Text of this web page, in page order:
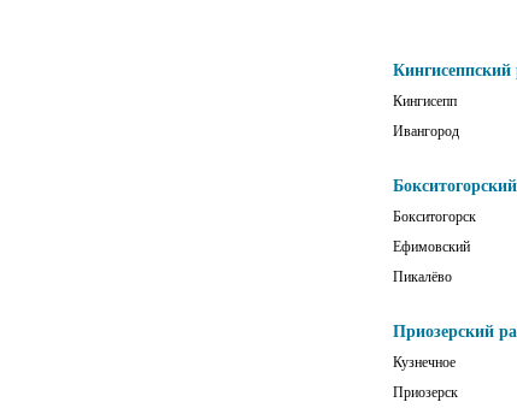
Кингисеппский
Кингисепп
Ивангород
Бокситогорск
Ефимовский
Пикалёво
Приозерский
Кузнечное
Приозерск